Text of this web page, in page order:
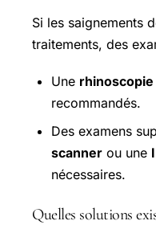
Si les saignements
traitements, des
Une rhinoscopie
recommandés.
Des examens
scanner ou une
nécessaires.
Quelles solutions